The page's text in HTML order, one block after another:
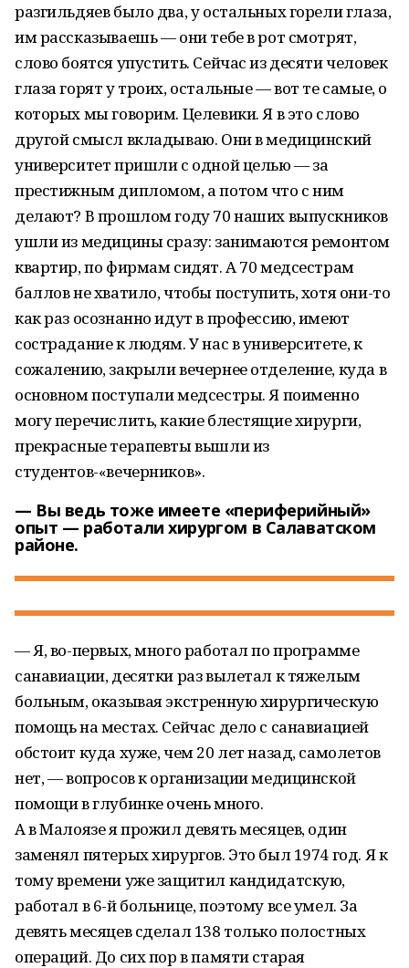
разгильдяев было два, у остальных горели глаза,
им рассказываешь — они тебе в рот смотрят,
слово боятся упустить. Сейчас из десяти человек
глаза горят у троих, остальные — вот те самые, о
которых мы говорим. Целевики. Я в это слово
другой смысл вкладываю. Они в медицинский
университет пришли с одной целью — за
престижным дипломом, а потом что с ним
делают? В прошлом году 70 наших выпускников
ушли из медицины сразу: занимаются ремонтом
квартир, по фирмам сидят. А 70 медсестрам
баллов не хватило, чтобы поступить, хотя они-то
как раз осознанно идут в профессию, имеют
сострадание к людям. У нас в университете, к
сожалению, закрыли вечернее отделение, куда в
основном поступали медсестры. Я поименно
могу перечислить, какие блестящие хирурги,
прекрасные терапевты вышли из
студентов-«вечерников».
— Вы ведь тоже имеете «периферийный»
опыт — работали хирургом в Салаватском
районе.
— Я, во-первых, много работал по программе
санавиации, десятки раз вылетал к тяжелым
больным, оказывая экстренную хирургическую
помощь на местах. Сейчас дело с санавиацией
обстоит куда хуже, чем 20 лет назад, самолетов
нет, — вопросов к организации медицинской
помощи в глубинке очень много.
А в Малоязе я прожил девять месяцев, один
заменял пятерых хирургов. Это был 1974 год. Я к
тому времени уже защитил кандидатскую,
работал в 6-й больнице, поэтому все умел. За
девять месяцев сделал 138 только полостных
операций. До сих пор в памяти старая